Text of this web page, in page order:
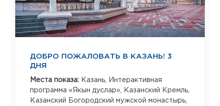
ДОБРО ПОЖАЛОВАТЬ В КАЗАНЬ! 3
ДНЯ
Места показа: Казань,
Интерактивная
программа «Якын дуслар»,
Казанский Кремль,
Казанский Богородский мужской монастырь,